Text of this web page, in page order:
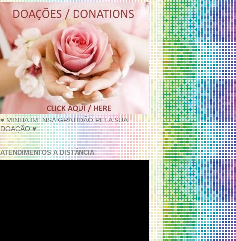
♥ MINHA IMENSA GRATIDÃO PELA SUA
DOAÇÃO ♥
ATENDIMENTOS A DISTÂNCIA